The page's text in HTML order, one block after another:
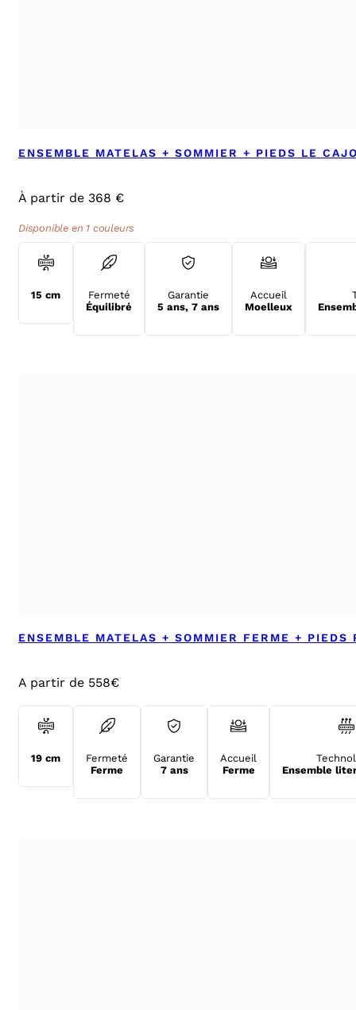
ENSEMBLE MATELAS + SOMMIER + PIEDS LE
À partir de 368 €
Disponible en 1 couleurs
15 cm
Fermeté
Équilibré
Garantie
5 ans, 7 ans
Accueil
Moelleux
ENSEMBLE MATELAS + SOMMIER FERME + PIEDS
A partir de 558€
19 cm
Fermeté
Ferme
Garantie
7 ans
Accueil
Ferme
Ensemble